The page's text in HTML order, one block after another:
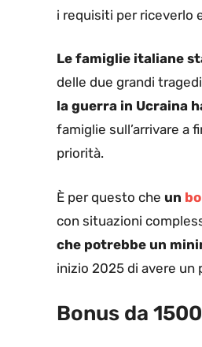
i requisiti per riceverlo
Le famiglie italiane
delle due grandi
la guerra in Ucraina
famiglie sull’arrivare a
priorità.
È per questo che un
con situazioni
che potrebbe un
inizio 2025 di avere un
Bonus da